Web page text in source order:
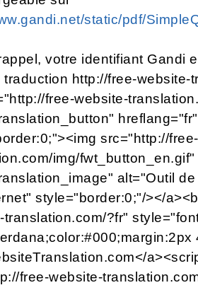
static/pdf/
votre identifiant Gandi
traduction http://free-website-
free-website-
src="http://
img/fwt_button_en.gif"
alt="Outil
style="border:0;"/></
translation.com/?fr"
free-website-